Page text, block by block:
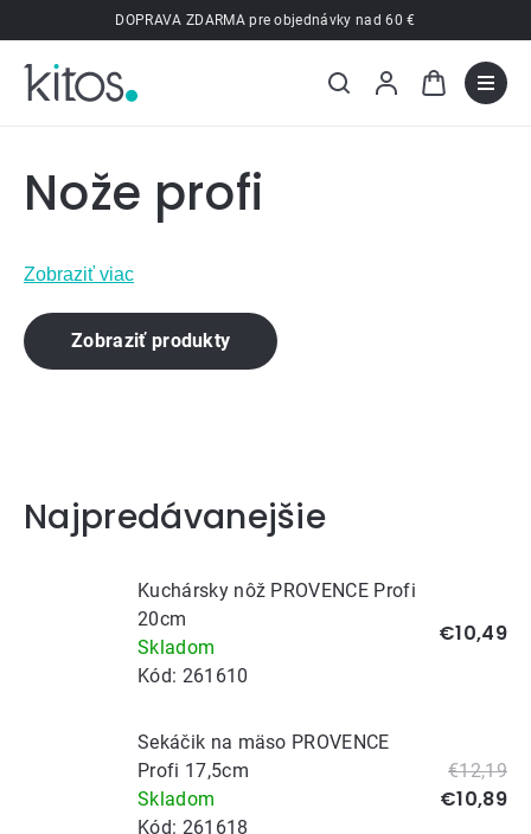
na
obsah
DOPRAVA ZDARMA pre objednávky nad 60 €
Nože profi
Zobraziť viac
Zobraziť produkty
Najpredávanejšie
Kuchársky nôž PROVENCE Profi
20cm
Skladom
Kód: 261610
€10,49
Sekáčik na mäso PROVENCE
Profi 17,5cm
Skladom
Kód: 261618
€12,19
€10,89